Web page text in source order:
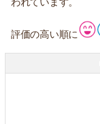
われています。
評価の高い順に